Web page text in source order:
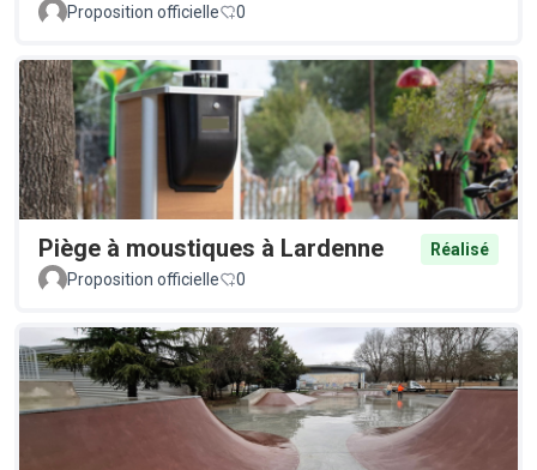
Proposition officielle 0
Piège à moustiques à Lardenne
Réalisé
Proposition officielle
0